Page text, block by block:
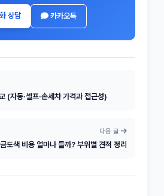
상담 카카오톡
(자동·셀프·손세차 가격과 접근성)
다음 글
도색 비용 얼마나 들까? 부위별 견적 정리